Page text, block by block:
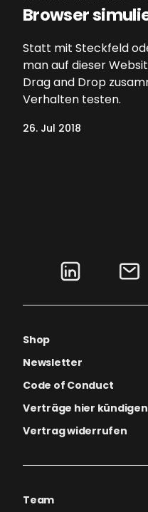
Browser
Statt mit Steckfeld
man auf dieser
Drag and Drop
Verhalten testen.
26. Jul 2018
Shop
Newsletter
Code of Conduct
Verträge hier kündigen
Vertrag widerrufen
Team